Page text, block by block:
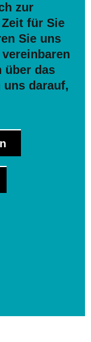
zur
für Sie
Sie uns
über das
darauf,